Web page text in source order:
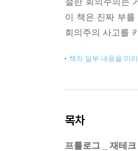
이 책은 진짜 부
회의주의 사고를
책의 일부 내용을 미
목차
프롤로그 _ 재테